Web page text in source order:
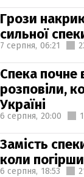
Грози
сильної
7 серпня, 06:21
Спека почне
розповіли,
Україні
6 серпня, 20:00
Замість
коли
6 серпня, 18:53